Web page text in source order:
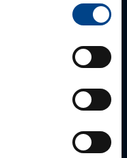
puhelimitse,
kautta.